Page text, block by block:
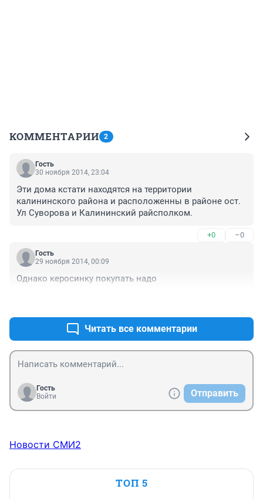
КОММЕНТАРИИ 2
Гость
30 ноября 2014, 23:04
Эти дома кстати находятся на территории
калининского района и расположенны в районе ост.
Ул Суворова и Калининский райсполком.
+0 –0
Гость
29 ноября 2014, 00:09
Однако керосинку покупать надо
Читать все комментарии
Гость
Войти
Отправить
Новости СМИ2
ТОП 5